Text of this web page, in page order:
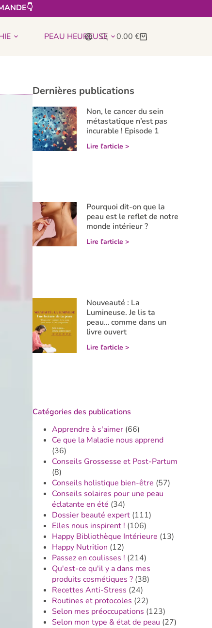
PEAU HEUREUSE 0.00 €
Dernières publications
Non, le cancer du sein
métastatique n’est pas
incurable ! Episode 1
Lire l’article >
Pourquoi dit-on que la
peau est le reflet de notre
monde intérieur ?
Lire l’article >
Nouveauté : La
Lumineuse. Je lis ta
peau… comme dans un
livre ouvert
Lire l’article >
Catégories des publications
Apprendre à s'aimer (66)
Ce que la Maladie nous apprend
(36)
Conseils Grossesse et Post-Partum
(8)
Conseils holistique bien-être (57)
Conseils solaires pour une peau
éclatante en été (34)
Dossier beauté expert (111)
Elles nous inspirent ! (106)
Happy Bibliothèque Intérieure (13)
Happy Nutrition (12)
Passez en coulisses ! (214)
Qu'est-ce qu'il y a dans mes
produits cosmétiques ? (38)
Recettes Anti-Stress (24)
Routines et protocoles (22)
Selon mes préoccupations (123)
Selon mon type & état de peau (27)